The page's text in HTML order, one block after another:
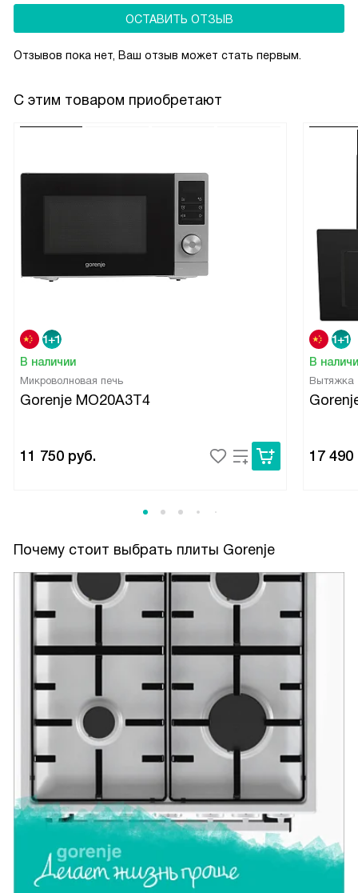
блюд на всех уровнях.ОСТАВИТЬ ОТЗЫВ
Отзывов пока нет, Ваш отзыв может стать первым.
С этим товаром приобретают
В наличии
Микроволновая печь
Gorenje MO20A3T4
11 750 руб.
В
Вытяжка
17 490
Почему стоит выбрать плиты Gorenje